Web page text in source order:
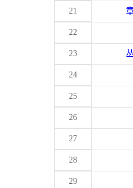
21
22
23
24
25
26
27
28
29